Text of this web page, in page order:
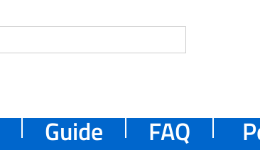
Guide FAQ